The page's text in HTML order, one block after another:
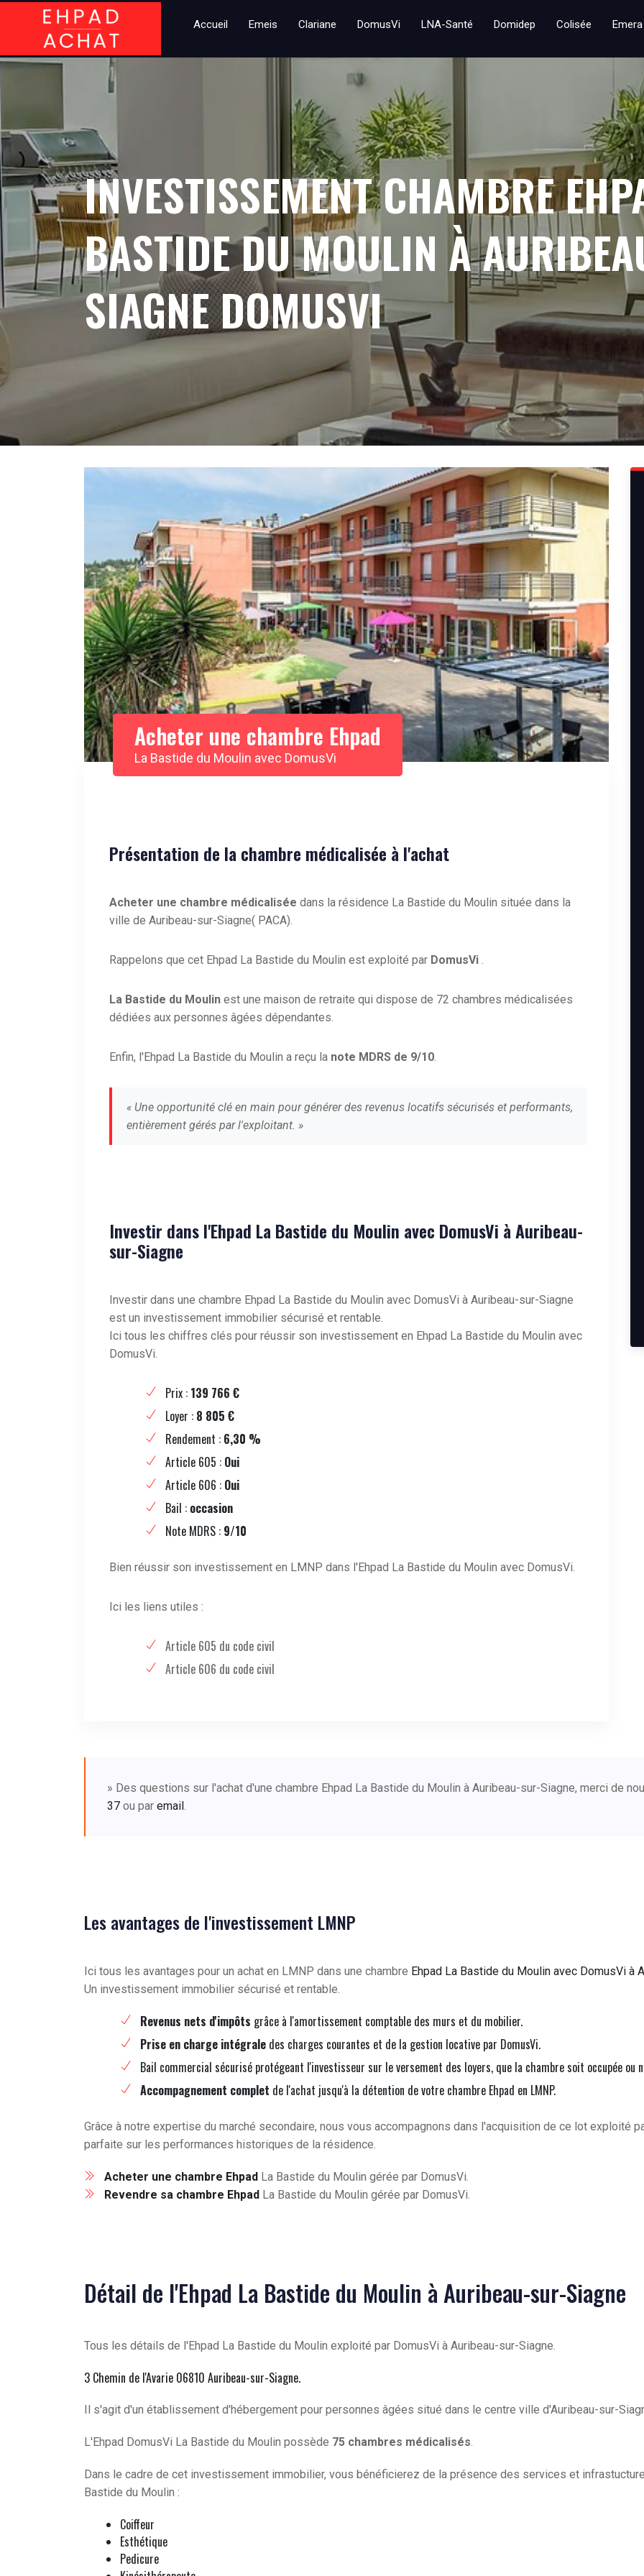
Accueil Emeis Clariane DomusVi LNA-Santé Domidep Colisée Emera
INVESTISSEMENT CHAMBRE
BASTIDE DU MOULIN À
SIAGNE DOMUSVI
Acheter une chambre Ehpad
La Bastide du Moulin avec DomusVi
Présentation de la chambre médicalisée à l'achat
Acheter une chambre médicalisée dans la résidence La Bastide du Moulin située dans la
ville de Auribeau-sur-Siagne( PACA).
Rappelons que cet Ehpad La Bastide du Moulin est exploité par DomusVi .
La Bastide du Moulin est une maison de retraite qui dispose de 72 chambres médicalisées
dédiées aux personnes âgées dépendantes.
Enfin, l'Ehpad La Bastide du Moulin a reçu la note MDRS de 9/10.
« Une opportunité clé en main pour générer des revenus locatifs sécurisés et performants,
entièrement gérés par l'exploitant. »
Investir dans l'Ehpad La Bastide du Moulin avec DomusVi à Auribeau-
sur-Siagne
Investir dans une chambre Ehpad La Bastide du Moulin avec DomusVi à Auribeau-sur-Siagne
est un investissement immobilier sécurisé et rentable.
Ici tous les chiffres clés pour réussir son investissement en Ehpad La Bastide du Moulin avec
DomusVi.
Prix : 139 766 €
Loyer : 8 805 €
Rendement : 6,30 %
Article 605 : Oui
Article 606 : Oui
Bail : occasion
Note MDRS : 9/10
Bien réussir son investissement en LMNP dans l'Ehpad La Bastide du Moulin avec DomusVi.
Ici les liens utiles :
Article 605 du code civil
Article 606 du code civil
» Des questions sur l'achat d'une chambre Ehpad La Bastide du Moulin à Auribeau-sur-Siagne, merci de
37 ou par email .
Les avantages de l'investissement LMNP
Ici tous les avantages pour un achat en LMNP dans une chambre Ehpad La Bastide du Moulin avec DomusVi à
Un investissement immobilier sécurisé et rentable.
Revenus nets d'impôts grâce à l'amortissement comptable des murs et du mobilier.
Prise en charge intégrale des charges courantes et de la gestion locative par DomusVi.
Bail commercial sécurisé protégeant l'investisseur sur le versement des loyers, que la chambre soit occupée ou
Accompagnement complet de l'achat jusqu'à la détention de votre chambre Ehpad en LMNP.
Grâce à notre expertise du marché secondaire, nous vous accompagnons dans l'acquisition de ce lot exploité
parfaite sur les performances historiques de la résidence.
Acheter une chambre Ehpad La Bastide du Moulin gérée par DomusVi.
Revendre sa chambre Ehpad La Bastide du Moulin gérée par DomusVi.
Détail de l'Ehpad La Bastide du Moulin à Auribeau-sur-Siagne
Tous les détails de l'Ehpad La Bastide du Moulin exploité par DomusVi à Auribeau-sur-Siagne.
3 Chemin de l'Avarie 06810 Auribeau-sur-Siagne.
Il s'agit d'un établissement d'hébergement pour personnes âgées situé dans le centre ville d'Auribeau-sur-
L'Ehpad DomusVi La Bastide du Moulin possède 75 chambres médicalisés.
Dans le cadre de cet investissement immobilier, vous bénéficierez de la présence des services et
Bastide du Moulin :
Coiffeur
Esthétique
Pedicure